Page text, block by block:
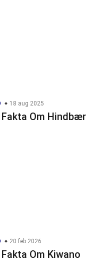
18 aug 2025
Fakta Om Hindbær
20 feb 2026
Om Kiwano